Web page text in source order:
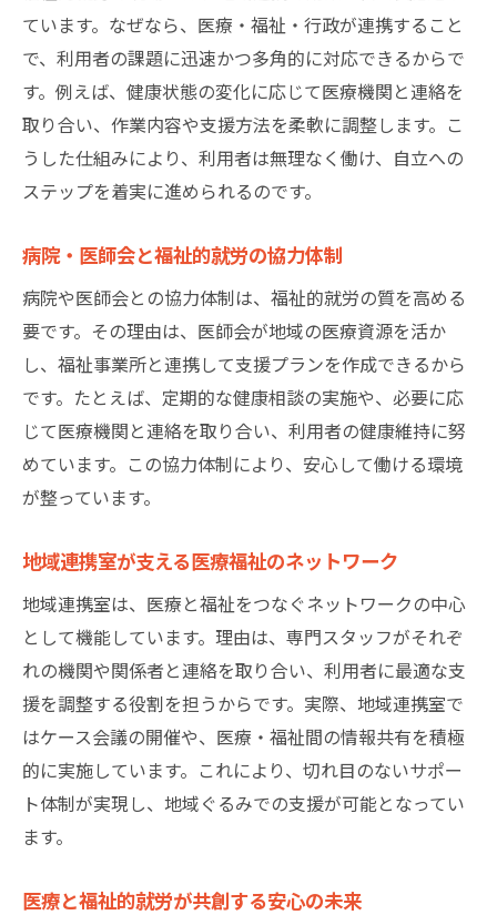
ています。なぜなら、医療・福祉・行政が連携すること
で、利用者の課題に迅速かつ多角的に対応できるからで
す。例えば、健康状態の変化に応じて医療機関と連絡を
取り合い、作業内容や支援方法を柔軟に調整します。こ
うした仕組みにより、利用者は無理なく働け、自立への
ステップを着実に進められるのです。
病院・医師会と福祉的就労の協力体制
病院や医師会との協力体制は、福祉的就労の質を高める
要です。その理由は、医師会が地域の医療資源を活か
し、福祉事業所と連携して支援プランを作成できるから
です。たとえば、定期的な健康相談の実施や、必要に応
じて医療機関と連絡を取り合い、利用者の健康維持に努
めています。この協力体制により、安心して働ける環境
が整っています。
地域連携室が支える医療福祉のネットワーク
地域連携室は、医療と福祉をつなぐネットワークの中心
として機能しています。理由は、専門スタッフがそれぞ
れの機関や関係者と連絡を取り合い、利用者に最適な支
援を調整する役割を担うからです。実際、地域連携室で
はケース会議の開催や、医療・福祉間の情報共有を積極
的に実施しています。これにより、切れ目のないサポー
ト体制が実現し、地域ぐるみでの支援が可能となってい
ます。
医療と福祉的就労が共創する安心の未来